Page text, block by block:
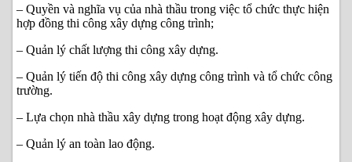
– Quyền và nghĩa vụ của nhà thầu trong việc tổ chức thực hiện
hợp đồng thi công xây dựng công trình;
– Quản lý chất lượng thi công xây dựng.
– Quản lý tiến độ thi công xây dựng công trình và tổ chức công
trường.
– Lựa chọn nhà thầu xây dựng trong hoạt động xây dựng.
– Quản lý an toàn lao động.